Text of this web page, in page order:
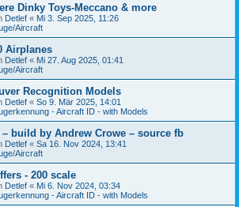
Dinky Toys-Meccano & more
Detlef « Mi 3. Sep 2025, 11:26
Aircraft
Airplanes
Detlef « Mi 27. Aug 2025, 01:41
Aircraft
Recognition Models
Detlef « So 9. Mär 2025, 14:01
- Aircraft ID - with Models
– build by Andrew Crowe – source fb
Detlef « Sa 16. Nov 2024, 13:41
Aircraft
- 200 scale
Detlef « Mi 6. Nov 2024, 03:34
- Aircraft ID - with Models